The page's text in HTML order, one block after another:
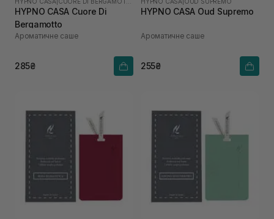
HYPNO CASA Cuore Di
Bergamotto
Ароматичне саше
285₴
HYPNO CASA Oud Supremo
Ароматичне саше
255₴